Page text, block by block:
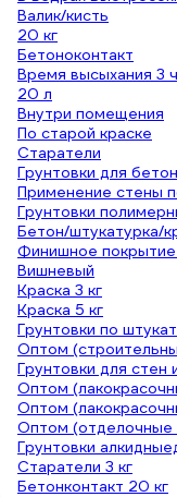
Валик/кисть
20 кг
Бетоноконтакт
Время высыхания 3 ч
20 л
Внутри помещения
По старой краске
Старатели
Грунтовки для
Применение стены
Грунтовки
Бетон/штукатурка/
Финишное покрытие
Вишневый
Краска 3 кг
Краска 5 кг
Грунтовки по
Оптом
Грунтовки для стен
Оптом
Оптом
Оптом (отделочные
Грунтовки
Старатели 3 кг
Бетонконтакт 20 кг